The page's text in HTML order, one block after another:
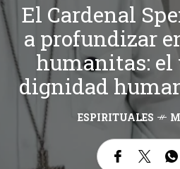
El Cardenal
a profundizar
humanitas: el
dignidad
ESPIRITUALES